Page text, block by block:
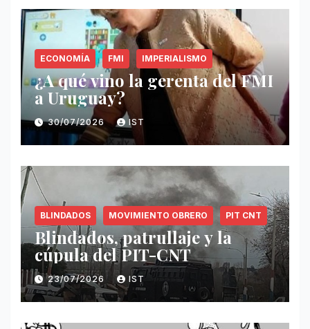
ECONOMÍA FMI IMPERIALISMO
¿A qué vino la gerenta del FMI
a Uruguay?
30/07/2026 IST
BLINDADOS MOVIMIENTO OBRERO PIT CNT
Blindados, patrullaje y la
cúpula del PIT-CNT
23/07/2026 IST